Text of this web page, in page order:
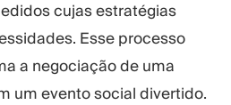
cujas estratégias
Esse processo
a negociação de uma
um evento social divertido.